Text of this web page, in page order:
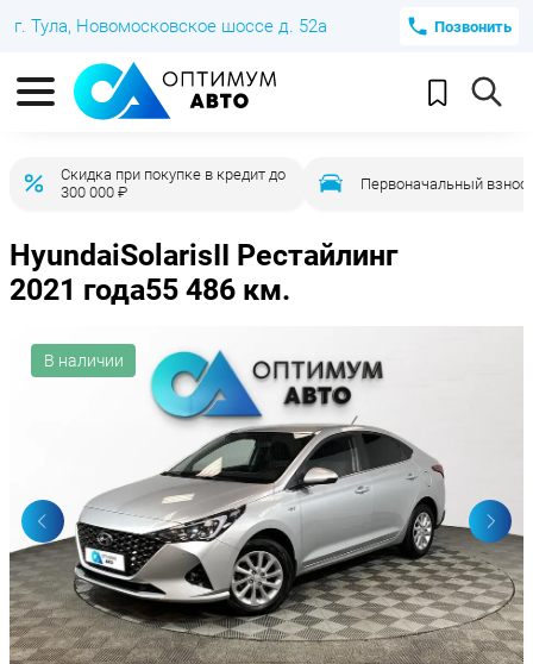
г. Тула, Новомосковское шоссе д. 52а Позвонить
Скидка при покупке в кредит до
300 000 ₽
Первоначальный взнос
HyundaiSolarisII Рестайлинг
2021 года55 486 км.
В наличии